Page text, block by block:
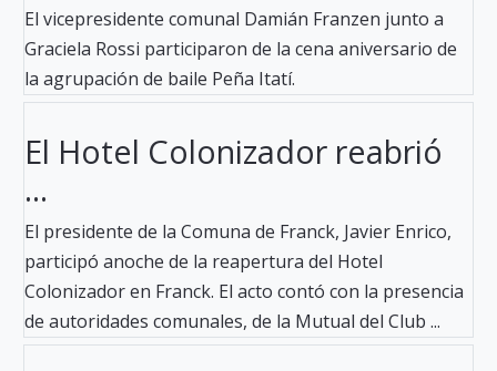
El vicepresidente comunal Damián Franzen junto a
Graciela Rossi participaron de la cena aniversario de
la agrupación de baile Peña Itatí.
El Hotel Colonizador reabrió
...
El presidente de la Comuna de Franck, Javier Enrico,
participó anoche de la reapertura del Hotel
Colonizador en Franck. El acto contó con la presencia
de autoridades comunales, de la Mutual del Club ...